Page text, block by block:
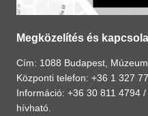
Megközelítés és
Cím: 1088 Budapest,
Központi telefon: +36 1 327
Információ: +36 30 811 4794 /
hívható.